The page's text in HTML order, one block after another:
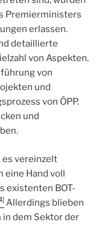
Premierministers
erlassen.
detaillierte
von Aspekten.
von
und
von ÖPP.
und
es vereinzelt
eine Hand voll
existenten BOT-
Allerdings blieben
dem Sektor der